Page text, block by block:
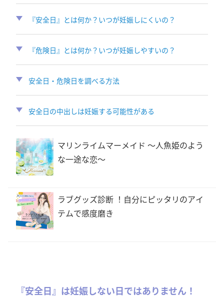
『安全日』とは何か？いつが妊娠しにくいの？
『危険日』とは何か？いつが妊娠しやすいの？
安全日・危険日を調べる方法
安全日の中出しは妊娠する可能性がある
マリンライムマーメイド 〜人魚姫のよう
な一途な恋〜
ラブグッズ診断 ！自分にピッタリのアイ
テムで感度磨き
『安全日』は妊娠しない日ではありません！